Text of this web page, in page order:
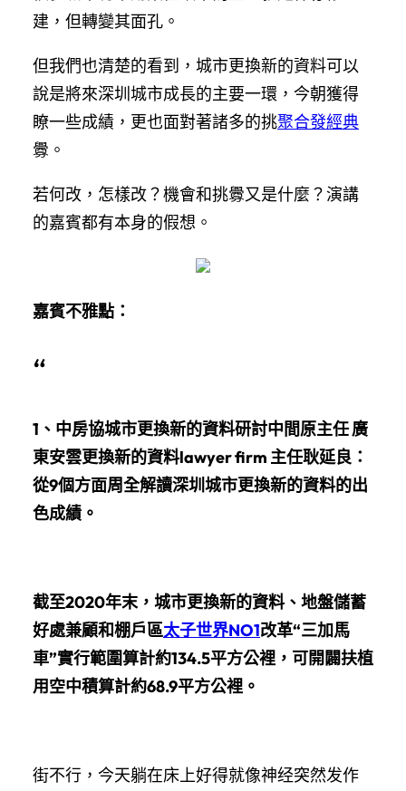
建，但轉變其面孔。
但我們也清楚的看到，城市更換新的資料可以
說是將來深圳城市成長的主要一環，今朝獲得
瞭一些成績，更也面對著諸多的挑聚合發經典
釁。
若何改，怎樣改？機會和挑釁又是什麼？演講
的嘉賓都有本身的假想。
嘉賓不雅點：
“
1、中房協城市更換新的資料研討中間原主任 廣
東安雲更換新的資料lawyer firm 主任耿延良：
從9個方面周全解讀深圳城市更換新的資料的出
色成績。
截至2020年末，城市更換新的資料、地盤儲蓄
好處兼顧和棚戶區太子世界NO1改革“三加馬
車”實行範圍算計約134.5平方公裡，可開闢扶植
用空中積算計約68.9平方公裡。
街不行，今天躺在床上好得就像神经突然发作